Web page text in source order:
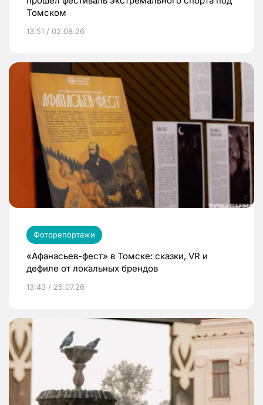
Томском
13:51 / 02.08.26
Фоторепортажи
«Афанасьев-фест» в Томске: сказки, VR и
дефиле от локальных брендов
13:43 / 25.07.26